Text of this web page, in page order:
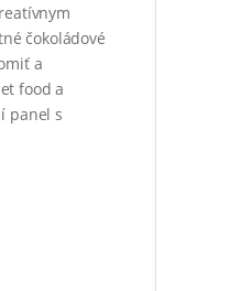
čokoládové
a
food a
panel s